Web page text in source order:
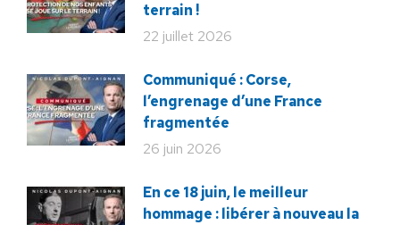
terrain !
22 juillet 2026
Communiqué : Corse,
l’engrenage d’une France
fragmentée
26 juin 2026
En ce 18 juin, le meilleur
hommage : libérer à nouveau la